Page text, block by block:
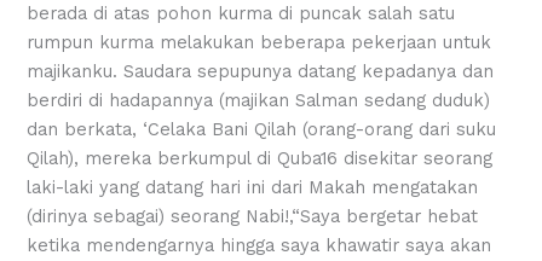
berada di atas pohon kurma di puncak salah satu
rumpun kurma melakukan beberapa pekerjaan untuk
majikanku. Saudara sepupunya datang kepadanya dan
berdiri di hadapannya (majikan Salman sedang duduk)
dan berkata, ‘Celaka Bani Qilah (orang-orang dari suku
Qilah), mereka berkumpul di Quba16 disekitar seorang
laki-laki yang datang hari ini dari Makah mengatakan
(dirinya sebagai) seorang Nabi!,“Saya bergetar hebat
ketika mendengarnya hingga saya khawatir saya akan